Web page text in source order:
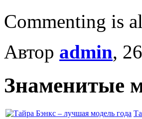
Commenting is
Автор admin,
Знаменитые